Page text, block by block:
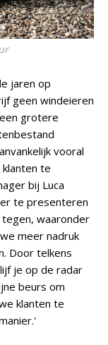
jaren op
geen windeieren
grotere
vooral
te
bij Luca
te presenteren
waaronder
meer nadruk
Door telkens
je op de radar
beurs om
klanten te